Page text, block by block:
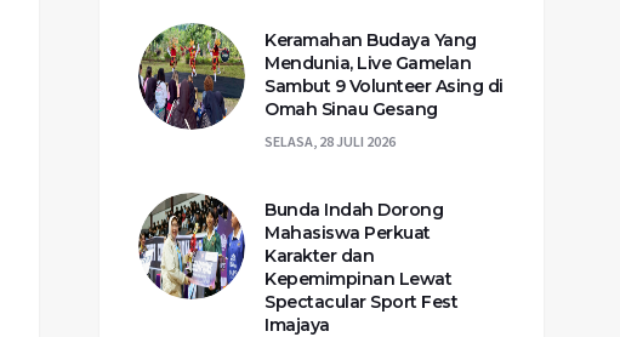
Keramahan Budaya Yang
Mendunia, Live Gamelan
Sambut 9 Volunteer Asing di
Omah Sinau Gesang
SELASA, 28 JULI 2026
Bunda Indah Dorong
Mahasiswa Perkuat
Karakter dan
Kepemimpinan Lewat
Spectacular Sport Fest
Imajaya